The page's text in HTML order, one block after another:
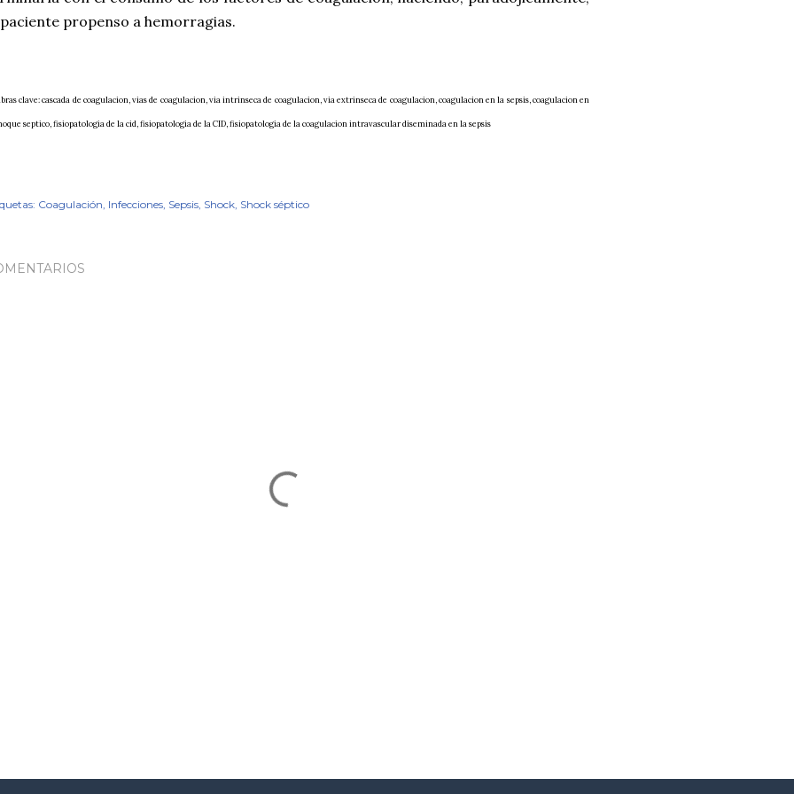
propenso a hemorragias.
clave: cascada de coagulacion, vias de coagulacion, via intrinseca de coagulacion, via extrinseca de coagulacion, coagulacion en la sepsis, coagulacion en
septico, fisiopatologia de la cid, fisiopatologia de la CID, fisiopatologia de la coagulacion intravascular diseminada en la sepsis
Coagulación Infecciones Sepsis Shock Shock séptico